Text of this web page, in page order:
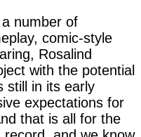
number of
comic-style
Rosalind
with the potential
still in its early
expectations for
that is all for the